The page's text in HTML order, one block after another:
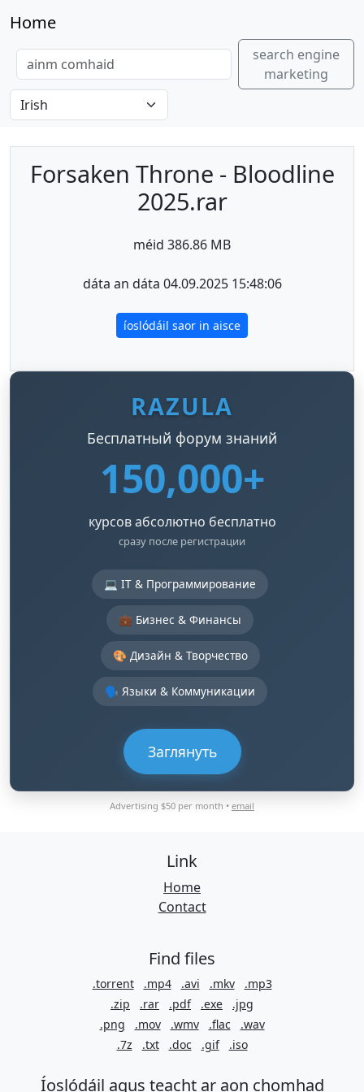
Home
search engine
marketing
Forsaken Throne - Bloodline
2025.rar
méid 386.86 MB
dáta an dáta 04.09.2025 15:48:06
íoslódáil saor in aisce
RAZULA
Бесплатный форум знаний
150,000+
курсов абсолютно бесплатно
сразу после регистрации
💻 IT & Программирование
💼 Бизнес & Финансы
🎨 Дизайн & Творчество
🗣️ Языки & Коммуникации
Заглянуть
Advertising $50 per month • email
Link
Home
Contact
Find files
.torrent .mp4 .avi .mkv
.mp3
.zip
.rar .pdf .exe
.jpg
.png
.mov .wmv .flac
.wav
.7z
.txt .doc .gif .iso
Íoslódáil agus teacht ar aon chomhad